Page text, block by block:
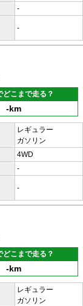
-
-
どこまで走る？
-km
レギュラー
ガソリン
4WD
-
-
どこまで走る？
-km
レギュラー
ガソリン